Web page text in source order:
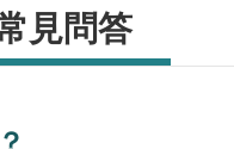
見問答